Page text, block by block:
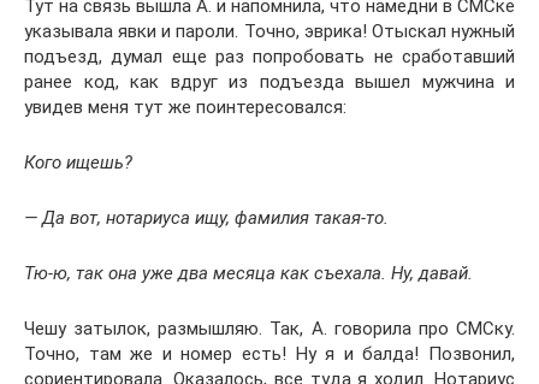
Тут на связь вышла А. и напомнила, что намедни в СМСке
указывала явки и пароли. Точно, эврика! Отыскал нужный
подъезд, думал еще раз попробовать не сработавший
ранее код, как вдруг из подъезда вышел мужчина и
увидев меня тут же поинтересовался:
Кого ищешь?
— Да вот, нотариуса ищу, фамилия такая-то.
Тю-ю, так она уже два месяца как съехала. Ну, давай.
Чешу затылок, размышляю. Так, А. говорила про СМСку.
Точно, там же и номер есть! Ну я и балда! Позвонил,
сориентировала. Оказалось, все туда я ходил. Нотариус